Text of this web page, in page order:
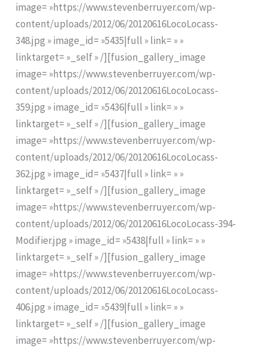
image= »https://www.stevenberruyer.com/wp-
content/uploads/2012/06/20120616LocoLocass-
348.jpg » image_id= »5435|full » link= » »
linktarget= »_self » /][fusion_gallery_image
image= »https://www.stevenberruyer.com/wp-
content/uploads/2012/06/20120616LocoLocass-
359.jpg » image_id= »5436|full » link= » »
linktarget= »_self » /][fusion_gallery_image
image= »https://www.stevenberruyer.com/wp-
content/uploads/2012/06/20120616LocoLocass-
362.jpg » image_id= »5437|full » link= » »
linktarget= »_self » /][fusion_gallery_image
image= »https://www.stevenberruyer.com/wp-
content/uploads/2012/06/20120616LocoLocass-394-
Modifier.jpg » image_id= »5438|full » link= » »
linktarget= »_self » /][fusion_gallery_image
image= »https://www.stevenberruyer.com/wp-
content/uploads/2012/06/20120616LocoLocass-
406.jpg » image_id= »5439|full » link= » »
linktarget= »_self » /][fusion_gallery_image
image= »https://www.stevenberruyer.com/wp-